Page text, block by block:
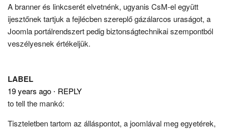
A branner és linkcserét elvetnénk, ugyanis CsM-el együtt
ijesztőnek tartjuk a fejlécben szereplő gázálarcos uraságot, a
Joomla portálrendszert pedig biztonságtechnikai szempontból
veszélyesnek értékeljük.
LABEL
19 years ago ⋅ REPLY
to tell the mankó:
Tiszteletben tartom az álláspontot, a joomlával meg egyetérek,